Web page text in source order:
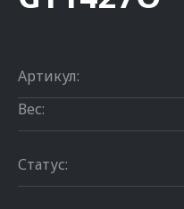
Артикул:
Вес:
Статус: